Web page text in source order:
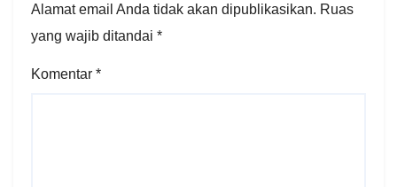
Alamat email Anda tidak akan dipublikasikan. Ruas
yang wajib ditandai *
Komentar *